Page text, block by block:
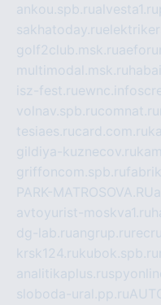
ankou.spb.rualvesta1.ru
sakhatoday.ru
golf2club.msk.ru
multimodal.msk.ru
isz-fest.ruewnc.info
volnav.spb.rucomnat.ru
tesiaes.rucard.com.ru
gildiya-kuznecov.ru
griffoncom.spb.ru
PARK-MATROSOVA.RU
avtoyurist-moskva1.ru
dg-lab.ruangrup.ru
krsk124.rukubok.spb.ru
analitikaplus.ru
sloboda-ural.pp.ru